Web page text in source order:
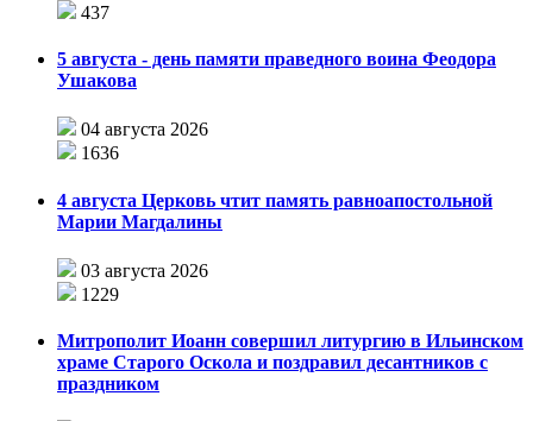
437
5 августа - день памяти праведного воина Феодора
Ушакова
04 августа 2026
1636
4 августа Церковь чтит память равноапостольной
Марии Магдалины
03 августа 2026
1229
Митрополит Иоанн совершил литургию в Ильинском
храме Старого Оскола и поздравил десантников с
праздником